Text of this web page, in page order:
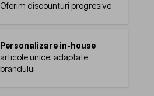
Oferim discounturi progresive
Personalizare in-house
articole unice, adaptate
brandului